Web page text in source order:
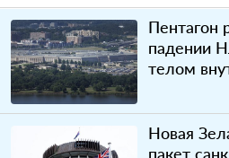
Пентагон
падении
телом
Новая
пакет